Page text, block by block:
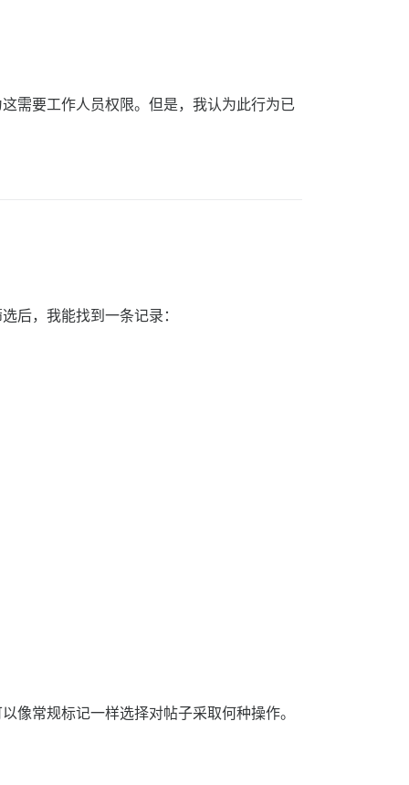
这需要工作人员权限。但是，我认为此行为已
后，我能找到一条记录：
像常规标记一样选择对帖子采取何种操作。